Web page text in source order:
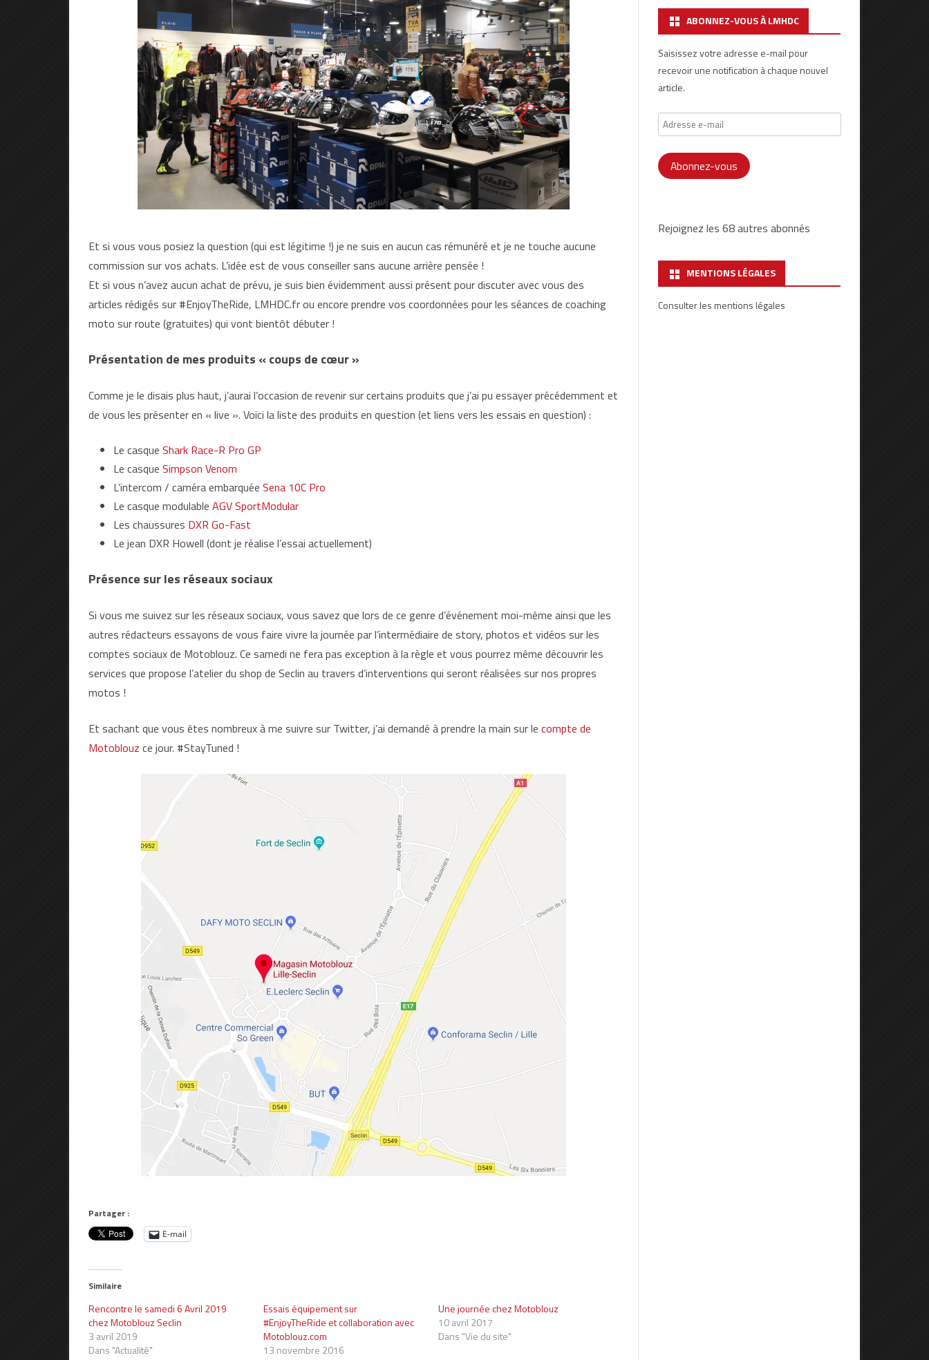
Et si vous vous posiez la question (qui est légitime !) je ne suis en aucun cas rémunéré et je ne touche aucune
commission sur vos achats. L’idée est de vous conseiller sans aucune arrière pensée !
Et si vous n’avez aucun achat de prévu, je suis bien évidemment aussi présent pour discuter avec vous des
articles rédigés sur #EnjoyTheRide, LMHDC.fr ou encore prendre vos coordonnées pour les séances de coaching
moto sur route (gratuites) qui vont bientôt débuter !
Présentation de mes produits « coups de cœur »
Comme je le disais plus haut, j’aurai l’occasion de revenir sur certains produits que j’ai pu essayer précédemment et
de vous les présenter en « live ». Voici la liste des produits en question (et liens vers les essais en question) :
Le casque Shark Race-R Pro GP
Le casque Simpson Venom
L’intercom / caméra embarquée Sena 10C Pro
Le casque modulable AGV SportModular
Les chaussures DXR Go-Fast
Le jean DXR Howell (dont je réalise l’essai actuellement)
Présence sur les réseaux sociaux
Si vous me suivez sur les réseaux sociaux, vous savez que lors de ce genre d’événement moi-même ainsi que les
autres rédacteurs essayons de vous faire vivre la journée par l’intermédiaire de story, photos et vidéos sur les
comptes sociaux de Motoblouz. Ce samedi ne fera pas exception à la règle et vous pourrez même découvrir les
services que propose l’atelier du shop de Seclin au travers d’interventions qui seront réalisées sur nos propres
motos !
Et sachant que vous êtes nombreux à me suivre sur Twitter, j’ai demandé à prendre la main sur le compte de
Motoblouz ce jour. #StayTuned !
Partager :
E-mail
Similaire
Rencontre le samedi 6 Avril 2019
chez Motoblouz Seclin
3 avril 2019
Dans "Actualité"
Essais équipement sur
#EnjoyTheRide et collaboration avec
Motoblouz.com
13 novembre 2016
Une journée chez Motoblouz
10 avril 2017
Dans "Vie du site"
ABONNEZ-VOUS À LMHDC
Saisissez votre adresse e-mail pour
recevoir une notification à chaque nouvel
article.
Adresse
e-
mail
Abonnez-vous
Rejoignez les 68 autres abonnés
MENTIONS LÉGALES
Consulter les mentions légales